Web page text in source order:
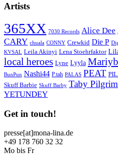
Artists
365XX 7030 Records Alice Dee
CARY chuala CONNY Crewkid Die P
KVSAL Leila Akinyi Lena Stoehrfaktor
local heroes Lyne Lyyla
BunPun Nashi44 P.tah PALAS PEAT
Skuff Barbie Skuff Barby Taby Pilgrim
YETUNDEY
Get in touch!
presse[at]mona-lina.de
+49 178 760 32 32
Mo bis Fr